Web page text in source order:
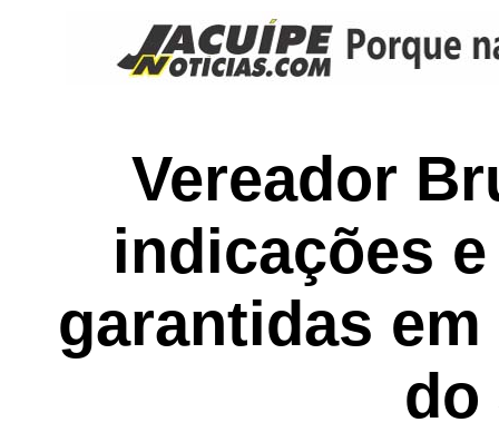
Vereador
indicações
garantidas em
do